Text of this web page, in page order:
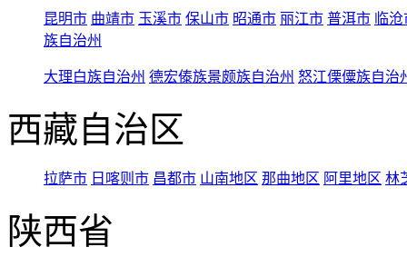
昆明市 曲靖市 玉溪市 保山市 昭通市 丽江市 普洱市 临
族自治州
大理白族自治州 德宏傣族景颇族自治州 怒江傈僳族自治
西藏自治区
拉萨市 日喀则市 昌都市 山南地区 那曲地区 阿里地区 林
陕西省